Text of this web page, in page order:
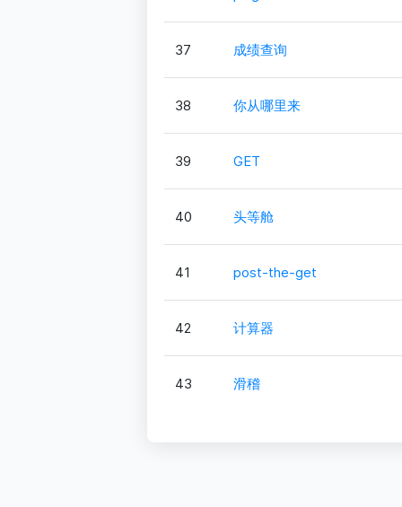
37 成绩查询
38 你从哪里来
39 GET
40 头等舱
41 post-the-get
42 计算器
43 滑稽